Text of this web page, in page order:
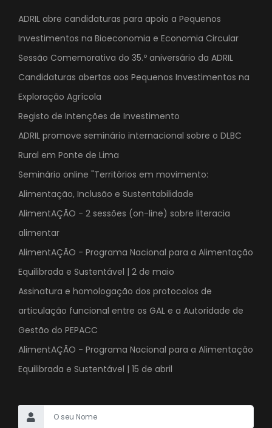
ADRIL abre candidaturas para apoio a Pequenos
Investimentos na Bioeconomia e Economia Circular
Sessão Comemorativa do 35.º aniversário da ADRIL
Candidaturas abertas aos Pequenos Investimentos na
Exploração Agrícola
Registo de Intenções de Investimento
ADRIL promove seminário internacional sobre o DLBC
Rural em Ponte de Lima
Seminário online "Territórios em movimento:
Alimentação, Inclusão e Sustentabilidade
AlimentAÇÃO - 2 sessões (on-line) sobre literacia
alimentar
AlimentAÇÃO - Programa Nacional para a Alimentação
Equilibrada e Sustentável | 2 de maio
Assinatura e homologação dos protocolos de
articulação funcional entre os GAL e a Autoridade de
Gestão do PEPACC
AlimentAÇÃO - Programa Nacional para a Alimentação
Equilibrada e Sustentável | 15 de abril